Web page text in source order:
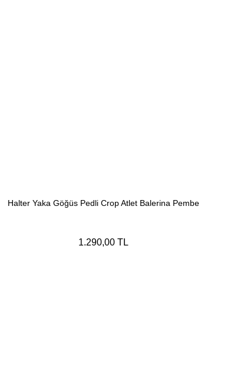
Halter Yaka Göğüs Pedli Crop Atlet Balerina Pembe
1.290,00 TL